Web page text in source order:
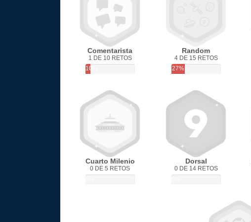
Comentarista
1 DE 10 RETOS
10%
Random
4 DE 15 RETOS
27%
Cuarto Milenio
0 DE 5 RETOS
Dorsal
0 DE 14 RETOS